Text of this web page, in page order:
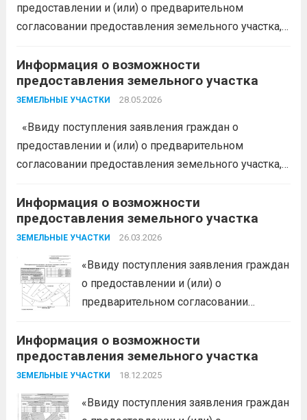
предоставлении и (или) о предварительном
согласовании предоставления земельного участка,
Белореченский муниципальный район
Краснодарского края в соответствии с пп. 1 п. 1 ст.
39.18 ЗК РФ информирует о возможности
Информация о возможности
предоставления земельного участка
ЗЕМЕЛЬНЫЕ УЧАСТКИ 28.05.2026
«Ввиду поступления заявления граждан о
предоставлении и (или) о предварительном
согласовании предоставления земельного участка,
Белореченский муниципальный район
Краснодарского края в соответствии с пп. 1 п. 1 ст.
39.18 ЗК РФ информирует о возможности
предоставления следующего земельного...
дальше
Информация о возможности
предоставления земельного участка
ЗЕМЕЛЬНЫЕ УЧАСТКИ 26.03.2026
«Ввиду поступления заявления граждан
о предоставлении и (или) о
предварительном согласовании
администрация муниципального
образования Белореченский
муниципальный район Краснодарского
ЗК РФ информирует о возможности
Информация о возможности
предоставления земельного участка
ЗЕМЕЛЬНЫЕ УЧАСТКИ 18.12.2025
«Ввиду поступления заявления граждан